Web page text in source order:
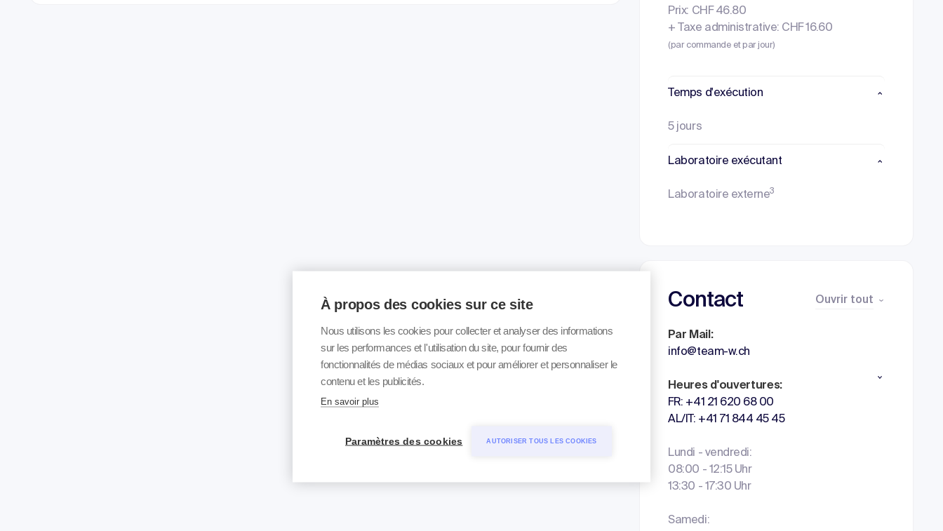
Prix: CHF 46.80
+ Taxe administrative: CHF 16.60
(par commande et par jour)
Temps d'exécution
5 jours
Laboratoire exécutant
Laboratoire externe3
Contact Ouvrir tout
Par Mail:
info@team-w.ch
Heures d'ouvertures:
FR: +41 21 620 68 00
AL/IT: +41 71 844 45 45
Lundi - vendredi:
08:00 - 12:15 Uhr
13:30 - 17:30 Uhr
Samedi:
À propos des cookies sur ce site
Nous utilisons les cookies pour collecter et analyser des informations
sur les performances et l'utilisation du site, pour fournir des
fonctionnalités de médias sociaux et pour améliorer et personnaliser le
contenu et les publicités.
En savoir plus
Paramètres des cookies AUTORISER TOUS LES COOKIES